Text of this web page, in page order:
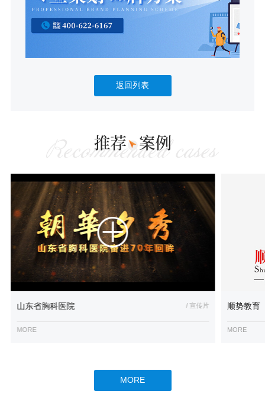
返回列表
山东省胸科医院 / 宣传片
MORE
顺势教育
MORE
MORE